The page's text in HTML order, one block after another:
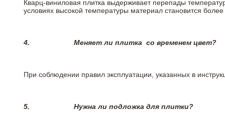
Кварц-виниловая плитка выдерживает перепады
условиях высокой температуры материал становится
4. Меняет ли плитка со временем цвет?
При соблюдении правил эксплуатации, указанных в
5. Нужна ли подложка для плитки?